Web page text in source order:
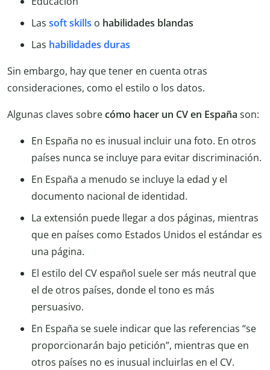
Las soft skills o habilidades blandas
Las habilidades duras
Sin embargo, hay que tener en cuenta otras
consideraciones, como el estilo o los datos.
Algunas claves sobrecómo hacer un CV en España son:
En España no es inusual incluir una foto. En otros
países nunca se incluye para evitar discriminación.
En España a menudo se incluye la edad y el
documento nacional de identidad.
La extensión puede llegar a dos páginas, mientras
que en países como Estados Unidos el estándar es
una página.
El estilo del CV español suele ser más neutral que
el de otros países, donde el tono es más
persuasivo.
En España se suele indicar que las referencias “se
proporcionarán bajo petición”, mientras que en
otros países no es inusual incluirlas en el CV.